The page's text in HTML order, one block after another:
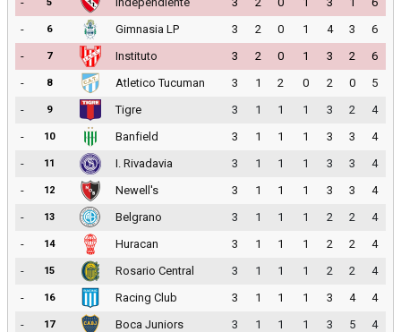
-
6 Gimnasia LP 3 2 0 1 4 3
6
-
7 Instituto 3 2 0 1 3 2
6
-
8 Atletico Tucuman 3 1 2 0 2 0
5
-
9 Tigre 3 1 1 1 3 2
4
-
10 Banfield 3 1 1 1 3 3
4
-
11 I. Rivadavia 3 1 1 1 3 3
4
-
12 Newell's 3 1 1 1 3 3
4
-
13 Belgrano 3 1 1 1 2 2
4
-
14 Huracan 3 1 1 1 2 2
4
-
15 Rosario Central 3 1 1 1 2 2
4
-
16 Racing Club 3 1 1 1 3 4
4
-
17 Boca Juniors 3 1 1 1 3 5
4